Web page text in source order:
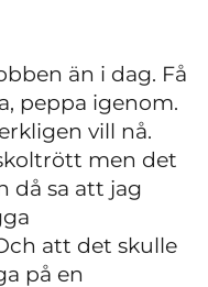
än i dag. Få
peppa igenom.
vill nå.
men det
då sa att jag
att det skulle
på en